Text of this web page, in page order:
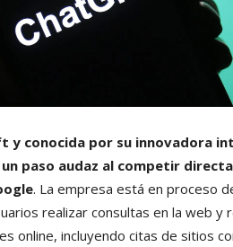
y conocida por su innovadora
paso audaz al competir
. La empresa está en proceso
realizar consultas en la web y
online, incluyendo citas de sitios